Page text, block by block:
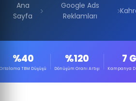
Ana
Sayfa
Google Ads
Reklamları
%40
Ortalama TBM Düşüşü
%120
Dönüşüm Oranı Artışı
7
Kampanya